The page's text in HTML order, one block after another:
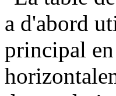
a d'abord
principal